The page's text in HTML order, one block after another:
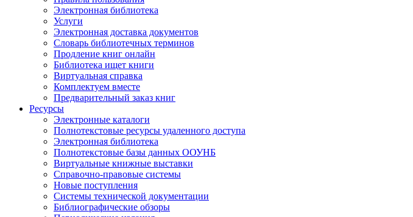
Электронная библиотека
Услуги
Электронная доставка документов
Словарь библиотечных терминов
Продление книг онлайн
Библиотека ищет книги
Виртуальная справка
Комплектуем вместе
Предварительный заказ книг
Ресурсы
Электронные каталоги
Полнотекстовые ресурсы удаленного доступа
Электронная библиотека
Полнотекстовые базы данных ООУНБ
Виртуальные книжные выставки
Справочно-правовые системы
Новые поступления
Cистемы технической документации
Библиографические обзоры